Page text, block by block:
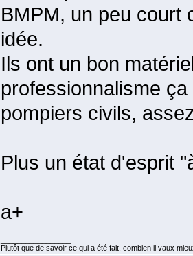
BMPM, un peu court
idée.
Ils ont un bon
professionnalisme
pompiers civils,
Plus un état d'esprit
a+
Plutôt que de savoir ce qui a été fait, combien il vaux